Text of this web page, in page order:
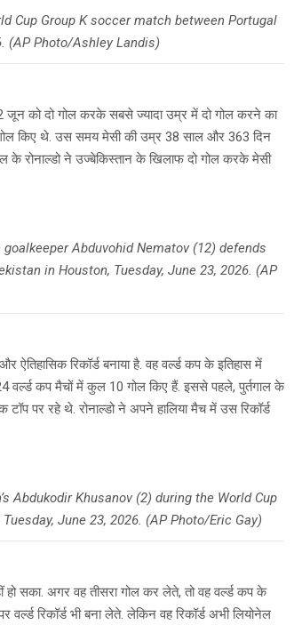
Cup Group K soccer match between Portugal
(AP Photo/Ashley Landis)
जून को दो गोल करके सबसे ज्यादा उम्र में दो गोल करने का
गोल किए थे. उस समय मेसी की उम्र 38 साल और 363 दिन
के रोनाल्डो ने उज्बेकिस्तान के खिलाफ दो गोल करके मेसी
Abduvohid Nematov (12) defends
in Houston, Tuesday, June 23, 2026. (AP
रिकॉर्ड बनाया है. वह वर्ल्ड कप के इतिहास में
वर्ल्ड कप मैचों में कुल 10 गोल किए हैं. इससे पहले, पुर्तगाल के
पर रहे थे. रोनाल्डो ने अपने हालिया मैच में उस रिकॉर्ड
Abdukodir Khusanov (2) during the World Cup
June 23, 2026. (AP Photo/Eric Gay)
हो सका. अगर वह तीसरा गोल कर लेते, तो वह वर्ल्ड कप के
रिकॉर्ड भी बना लेते. लेकिन वह रिकॉर्ड अभी लियोनेल